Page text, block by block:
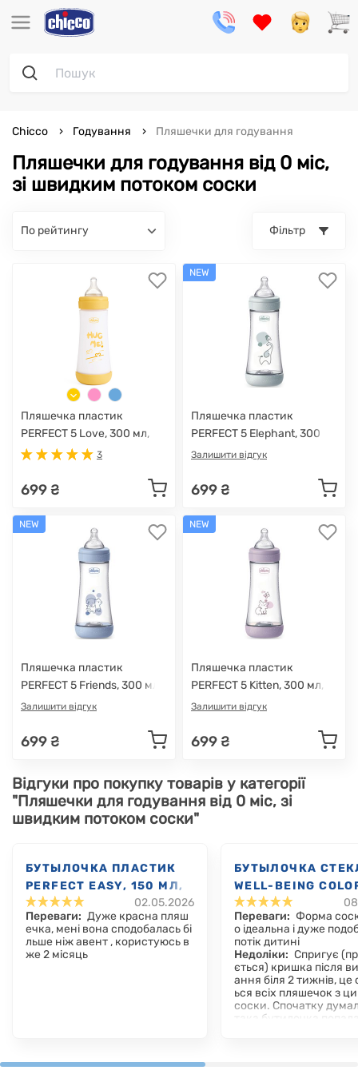
Пляшечки для годування від 0 міс,
зі швидким потоком соски
Chicco Годування Пляшечки для годування
по рейтингу Фільтр
Пляшечка пластик
PERFECT 5 Love, 300 мл,
соска силікон, 4 м+
3
699 ₴
NEW
Пляшечка пластик
PERFECT 5 Elephant, 300
мл, соска силікон, 4 м+
Залишити відгук
699 ₴
NEW
Пляшечка пластик
PERFECT 5 Friends, 300 мл,
соска силікон, 4 м+
Залишити відгук
699 ₴
NEW
Пляшечка пластик
PERFECT 5 Kitten, 300 мл,
соска силікон, 4 м+
Залишити відгук
699 ₴
Відгуки про покупку товарів у категорії
"Пляшечки для годування від 0 міс, зі
швидким потоком соски"
БУТЫЛОЧКА ПЛАСТИК
PERFECT EASY, 150 МЛ,
СОСКА СИЛИКОН, 0 М+
02.05.2026
Переваги: Дуже красна пляш
ечка, мені вона сподобалась бі
льше ніж авент , користуюсь в
же 2 місяць
БУТЫЛОЧКА
WELL-BEING
240МЛ, СОСКА
СИЛИКОН, 0М+
Переваги: Форма
о ідеальна і дуже
потік дитині
Недоліки: Спригує
ється) кришка після
ання біля 2 тижнів, це
ься всіх пляшечок з
соски. Спочатку
така бутилочка